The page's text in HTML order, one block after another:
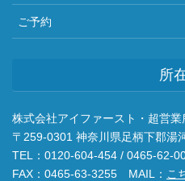
ご予約
所
株式会社アイファースト・超営業
〒259-0301 神奈川県足柄下郡湯
TEL：0120-604-454 / 0465-62-
FAX：0465-63-3255 MAIL： こ